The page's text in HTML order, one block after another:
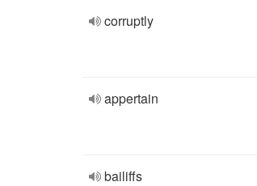
corruptly
appertain
bailiffs